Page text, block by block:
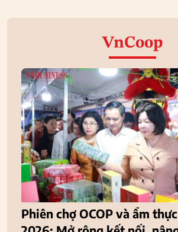
VnCoop
Phiên chợ OCOP và ẩm